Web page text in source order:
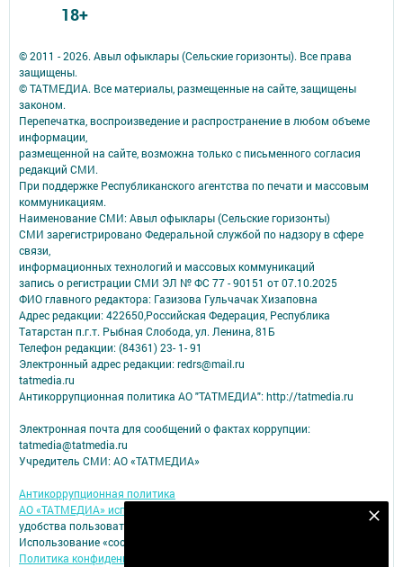
© 2011 - 2026. Авыл офыклары (Сельские горизонты). Все права
защищены.
© ТАТМЕДИА. Все материалы, размещенные на сайте, защищены
законом.
Перепечатка, воспроизведение и распространение в любом объеме
информации,
размещенной на сайте, возможна только с письменного согласия
редакций СМИ.
При поддержке Республиканского агентства по печати и массовым
коммуникациям.
Наименование СМИ: Авыл офыклары (Сельские горизонты)
СМИ зарегистрировано Федеральной службой по надзору в сфере
связи,
информационных технологий и массовых коммуникаций
запись о регистрации СМИ ЭЛ № ФС 77 - 90151 от 07.10.2025
ФИО главного редактора: Газизова Гульчачак Хизаповна
Адрес редакции: 422650,Российская Федерация, Республика
Татарстан п.г.т. Рыбная Слобода, ул. Ленина, 81Б
Телефон редакции: (84361) 23- 1- 91
Электронный адрес редакции: redrs@mail.ru
tatmedia.ru
Антикоррупционная политика АО "ТАТМЕДИА": http://tatmedia.ru
Электронная почта для сообщений о фактах коррупции:
tatmedia@tatmedia.ru
Учредитель СМИ: АО «ТАТМЕДИА»
Антикоррупционная политика
АО «ТАТМЕДИА» использует «cookie»
для персонализации сервисов и
удобства пользователей сайтом.
Использование «cookie» можно отменить в настройках браузера.
Политика конфиденциальности
18+